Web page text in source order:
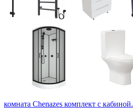
комната Chenazes комплект с кабиной.